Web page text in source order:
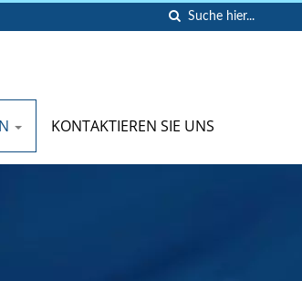
KONTAKTIEREN SIE UNS